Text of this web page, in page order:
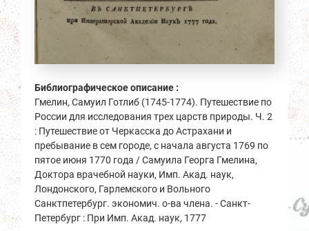
Библиографическое описание :
Гмелин, Самуил Готлиб (1745-1774). Путешествие по
России для исследования трех царств природы. Ч. 2
: Путешествие от Черкасска до Астрахани и
пребывание в сем городе, с начала августа 1769 по
пятое июня 1770 года / Самуила Георга Гмелина,
Доктора врачебной науки, Имп. Акад. наук,
Лондонского, Гарлемского и Вольного
Санктпетербург. экономич. о-ва члена. - Санкт-
Петербург : При Имп. Акад. наук, 1777